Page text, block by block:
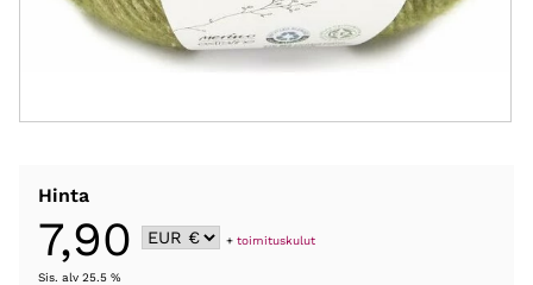
Hinta
7,90 +toimituskulut
Sis. alv 25.5 %